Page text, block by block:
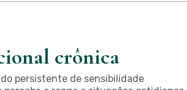
crônica
persistente de sensibilidade